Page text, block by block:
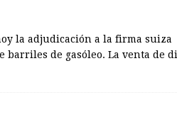
la adjudicación a la firma suiza
de gasóleo. La venta de